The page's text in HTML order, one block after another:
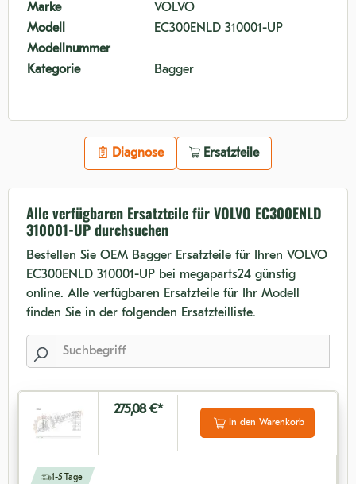
Marke
VOLVO
Modell
EC300ENLD 310001-UP
Modellnummer
Kategorie
Bagger
Diagnose Ersatzteile
Alle verfügbaren Ersatzteile für VOLVO EC300ENLD
310001-UP durchsuchen
Bestellen Sie OEM Bagger Ersatzteile für Ihren VOLVO
EC300ENLD 310001-UP bei megaparts24 günstig
online. Alle verfügbaren Ersatzteile für Ihr Modell
finden Sie in der folgenden Ersatzteilliste.
275,08 €*
In den Warenkorb
1-5 Tage